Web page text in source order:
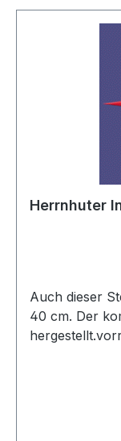
Herrnhuter
Auch dieser
40 cm. Der